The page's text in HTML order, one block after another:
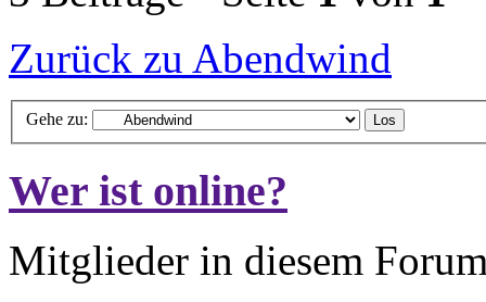
Zurück zu Abendwind
Gehe zu:
Wer ist online?
Mitglieder in diesem